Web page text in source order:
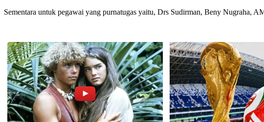
Sementara untuk pegawai yang purnatugas yaitu, Drs Sudirman, Beny Nugraha,